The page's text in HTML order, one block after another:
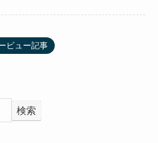
ビュー記事
検索